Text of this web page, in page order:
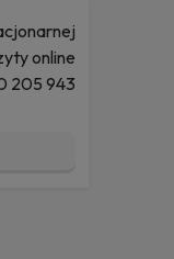
online
205 943